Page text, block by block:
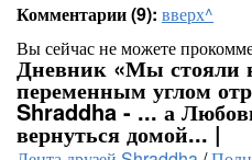
Комментарии (9): вверх^
Вы сейчас не можете
Дневник «Мы стояли
переменным углом
Shraddha - ... а
вернуться домой... |